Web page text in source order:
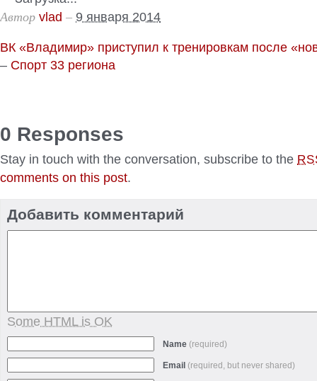
Автор vlad – 9 января 2014
ВК «Владимир» приступил к тренировкам после
– Спорт 33 региона
0 Responses
Stay in touch with the conversation, subscribe to the
comments on this post.
Добавить комментарий
Some HTML is OK
Name (required)
Email (required, but never shared)